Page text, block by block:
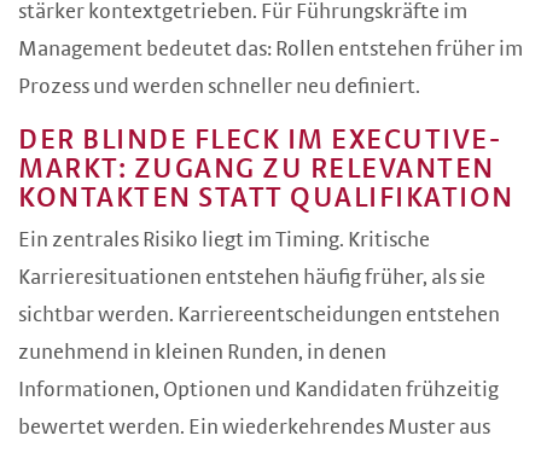
stärker kontextgetrieben. Für Führungskräfte im
Management bedeutet das: Rollen entstehen früher im
Prozess und werden schneller neu definiert.
DER BLINDE FLECK IM EXECUTIVE-
MARKT: ZUGANG ZU RELEVANTEN
KONTAKTEN STATT QUALIFIKATION
Ein zentrales Risiko liegt im Timing. Kritische
Karrieresituationen entstehen häufig früher, als sie
sichtbar werden. Karriereentscheidungen entstehen
zunehmend in kleinen Runden, in denen
Informationen, Optionen und Kandidaten frühzeitig
bewertet werden. Ein wiederkehrendes Muster aus